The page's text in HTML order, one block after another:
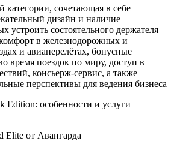
категории, сочетающая в себе
дизайн и наличие
устроить состоятельного держателя
в железнодорожных и
и авиаперелётах, бонусные
время поездок по миру, доступ в
консьерж-сервис, а также
перспективы для ведения бизнеса
Edition: особенности и услуги
Elite от Авангарда